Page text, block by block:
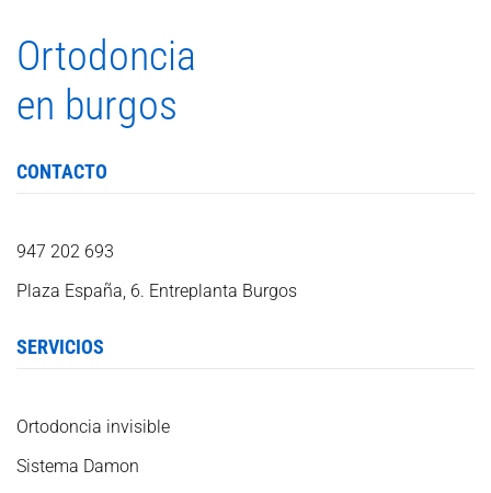
Ortodoncia
en burgos
CONTACTO
947 202 693
Plaza España, 6. Entreplanta Burgos
SERVICIOS
Ortodoncia invisible
Sistema Damon